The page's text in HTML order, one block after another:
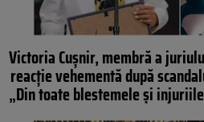
Victoria Cușnir, membră a
reacție vehementă după
„Din toate blestemele și